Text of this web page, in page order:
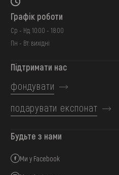
Графік роботи
Ср - Нд: 10:00 - 18:00
Пн - Вт: вихідні
Підтримати нас
фондувати
подарувати експонат
Будьте з нами
Ми у Facebook